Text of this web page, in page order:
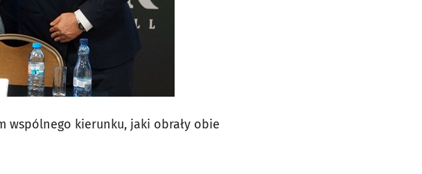
wspólnego kierunku, jaki obrały obie